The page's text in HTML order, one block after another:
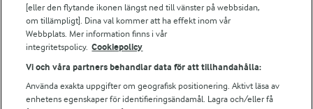
Följ oss
[eller den flytande ikonen längst ned till vänster på webbsidan,
om tillämpligt]. Dina val kommer att ha effekt inom vår
Webbplats. Mer information finns i vår
integritetspolicy. Cookiepolicy
Vi och våra partners behandlar data för att tillhandahålla:
Använda exakta uppgifter om geografisk positionering. Aktivt läsa av
enhetens egenskaper för identifieringsändamål. Lagra och/eller få